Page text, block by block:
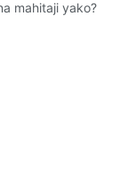
mahitaji yako?